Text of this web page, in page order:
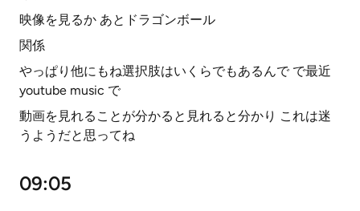
映像を見るか あとドラゴンボール
関係
やっぱり他にもね選択肢はいくらでもあるんで で最近
youtube music で
動画を見れることが分かると見れると分かり これは迷
うようだと思ってね
09:05